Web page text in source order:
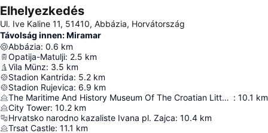
Elhelyezkedés
Ul. Ive Kaline 11, 51410, Abbázia, Horvátország
Távolság innen: Miramar
Abbázia: 0.6 km
Opatija-Matulji: 2.5 km
Vila Münz: 3.5 km
Stadion Kantrida: 5.2 km
Stadion Rujevica: 6.9 km
The Maritime And History Museum Of The Croatian Littoral : 10.1 km
City Tower: 10.2 km
Hrvatsko narodno kazaliste Ivana pl. Zajca: 10.4 km
Trsat Castle: 11.1 km